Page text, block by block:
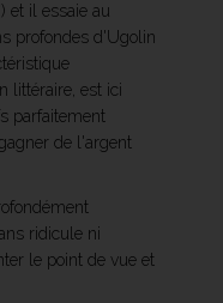
et il essaie au
profondes d'Ugolin
littéraire, est ici
parfaitement
de l'argent
ridicule ni
le point de vue et